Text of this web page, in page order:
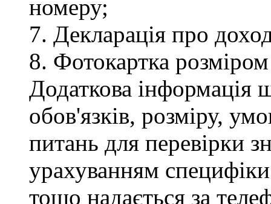
номеру;
7. Декларація про
8. Фотокартка
Додаткова інформація
обов'язків, розміру,
питань для перевірки
урахуванням
тощо надається за